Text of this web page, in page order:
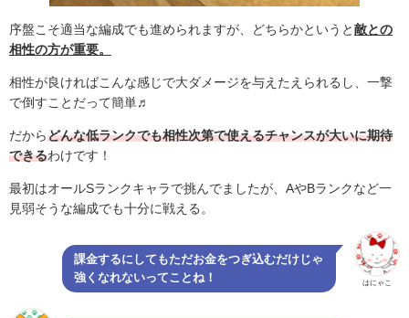
序盤こそ適当な編成でも進められますが、どちらかというと 敵との
相性の方が重要。
相性が良ければこんな感じで大ダメージを与えたえられるし、一撃
で倒すことだって簡単♬
だからどんな低ランクでも相性次第で使えるチャンスが大いに期待
できるわけです！
最初はオールSランクキャラで挑んでましたが、AやBランクなど一
見弱そうな編成でも十分に戦える。
はにゃこ
課金するにしてもただお金をつぎ込むだけじゃ
強くなれないってことね！